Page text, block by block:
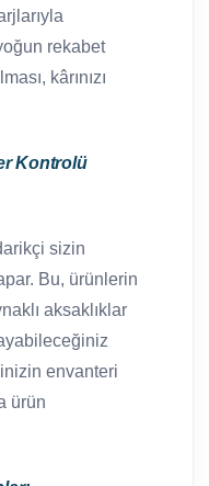
rekabet
kârınızı
Kontrolü
sizin
Bu, ürünlerin
aksaklıklar
envanteri
ürün